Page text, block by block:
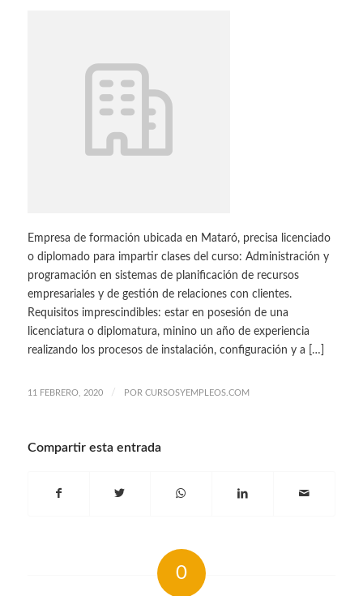
Empresa de formación ubicada en Mataró, precisa licenciado
o diplomado para impartir clases del curso: Administración y
programación en sistemas de planificación de recursos
empresariales y de gestión de relaciones con clientes.
Requisitos imprescindibles: estar en posesión de una
licenciatura o diplomatura, minino un año de experiencia
realizando los procesos de instalación, configuración y a […]
11 FEBRERO, 2020 / POR CURSOSYEMPLEOS.COM
Compartir esta entrada
0